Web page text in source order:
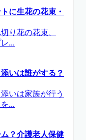
に生花の花束・
り花の花束、
...
いは誰がする？
いは家族が行う
...
？介護老人保健